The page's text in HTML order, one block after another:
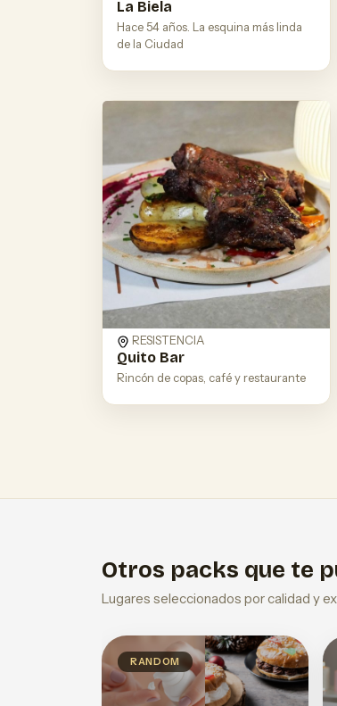
La Biela
Hace 54 años. La esquina más linda
de la Ciudad
RESISTENCIA
Quito Bar
Rincón de copas, café y restaurante
Otros packs que te
Lugares seleccionados por calidad y
RANDOM